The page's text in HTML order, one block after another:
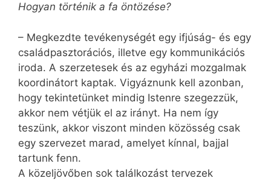
Hogyan történik a fa öntözése?
– Megkezdte tevékenységét egy ifjúság- és egy
család­pasz­torációs, illetve egy kommunikációs
iroda. A szerzetesek és az egyházi mozgalmak
koordinátort kaptak. Vigyáznunk kell azonban,
hogy tekintetünket mindig Istenre szegezzük,
akkor nem vétjük el az irányt. Ha nem így
teszünk, akkor viszont minden közösség csak
egy szervezet marad, amelyet kínnal, bajjal
tartunk fenn.
A közeljövőben sok találkozást tervezek